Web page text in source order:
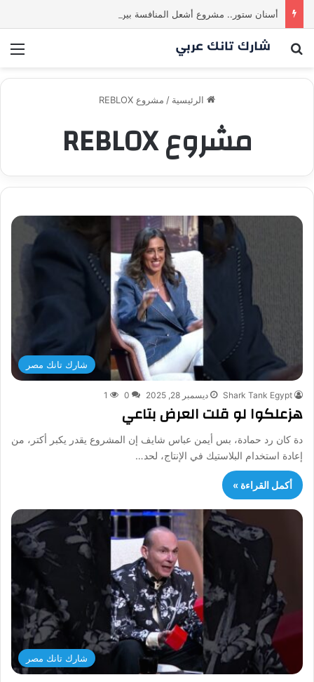
بحث عن
الرئيسية / مشروع REBLOX
مشروع REBLOX
شارك تانك مصر
Shark Tank Egypt ديسمبر 28, 2025 0
1
هزعلكوا لو قلت العرض بتاعي
دة كان رد حمادة، بس أيمن عباس شايف إن المشروع يقدر يكبر أكتر، من
إعادة استخدام البلاستيك في الإنتاج، لحد…
أكمل القراءة »
شارك تانك مصر